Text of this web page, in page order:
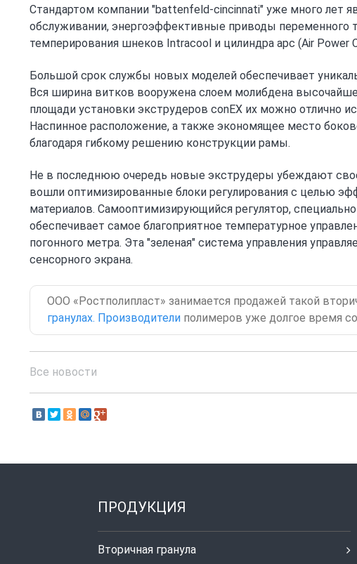
Стандартом компании "battenfeld-cincinnati" уже много лет
обслуживании, энергоэффективные приводы переменного
темперирования шнеков Intracool и цилиндра apc (Air Power
Большой срок службы новых моделей обеспечивает
Вся ширина витков вооружена слоем молибдена
площади установки экструдеров conEX их можно отлично
Наспинное расположение, а также экономящее место
благодаря гибкому решению конструкции рамы.
Не в последнюю очередь новые экструдеры убеждают
вошли оптимизированные блоки регулирования с целью
материалов. Самооптимизирующийся регулятор,
обеспечивает самое благоприятное температурное
погонного метра. Эта "зеленая" система управления
сенсорного экрана.
ООО «Ростполипласт» занимается продажей такой
гранулах. Производителиполимеров уже долгое время
Все новости
ПРОДУКЦИЯ
Вторичная гранула